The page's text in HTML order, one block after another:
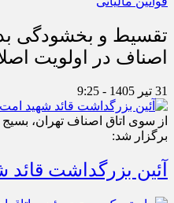
تقسیط و بخشودگی
اصناف در اولویت
31 تیر 1405 - 9:25
از سوی اتاق اصناف تهران،
برگزار شد:
آئین بزرگداشت